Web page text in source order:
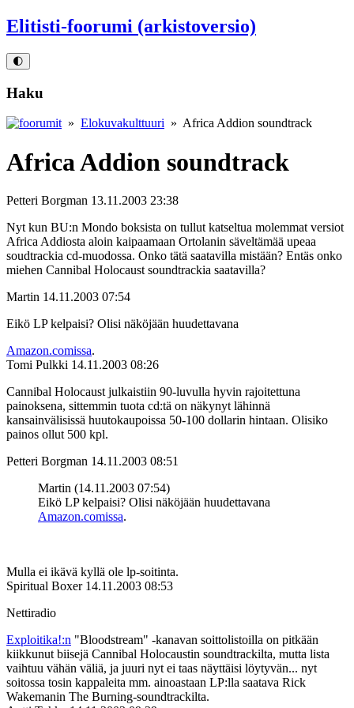
Elitisti-foorumi (arkistoversio)
🌓
Haku
» Elokuvakulttuuri » Africa Addion soundtrack
Africa Addion soundtrack
Petteri Borgman 13.11.2003 23:38
Nyt kun BU:n Mondo boksista on tullut katseltua molemmat versiot
Africa Addiosta aloin kaipaamaan Ortolanin säveltämää upeaa
soudtrackia cd-muodossa. Onko tätä saatavilla mistään? Entäs onko
miehen Cannibal Holocaust soundtrackia saatavilla?
Martin 14.11.2003 07:54
Eikö LP kelpaisi? Olisi näköjään huudettavana
Amazon.comissa.
Tomi Pulkki 14.11.2003 08:26
Cannibal Holocaust julkaistiin 90-luvulla hyvin rajoitettuna
painoksena, sittemmin tuota cd:tä on näkynyt lähinnä
kansainvälisissä huutokaupoissa 50-100 dollarin hintaan. Olisiko
painos ollut 500 kpl.
Petteri Borgman 14.11.2003 08:51
Martin (14.11.2003 07:54)
Eikö LP kelpaisi? Olisi näköjään huudettavana
Amazon.comissa.
Mulla ei ikävä kyllä ole lp-soitinta.
Spiritual Boxer 14.11.2003 08:53
Nettiradio
Exploitika!:n "Bloodstream" ‑kanavan soittolistoilla on pitkään
kiikkunut biisejä Cannibal Holocaustin soundtrackilta, mutta lista
vaihtuu vähän väliä, ja juuri nyt ei taas näyttäisi löytyvän... nyt
soitossa tosin kappaleita mm. ainoastaan LP:lla saatava Rick
Wakemanin The Burning-soundtrackilta.